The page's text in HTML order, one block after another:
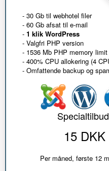
- 30 Gb til webhotel filer
- 60 Gb afsat til e-mail
- 1 klik WordPress
- Valgfri PHP version
- 1536 Mb PHP memory limit
- 400% CPU allokering (4
- Omfattende backup og
15 DKK
Per måned, første 12